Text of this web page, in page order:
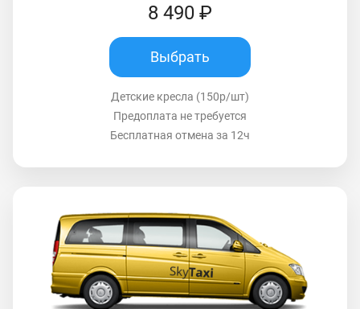
8 490 ₽
Выбрать
Детские кресла (150р/шт)
Предоплата не требуется
Бесплатная отмена за 12ч